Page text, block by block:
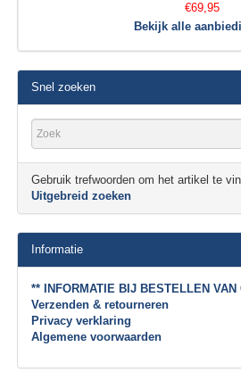
€69,95
Bekijk alle
Snel zoeken
Gebruik trefwoorden om het artikel te
Uitgebreid zoeken
Informatie
** INFORMATIE BIJ BESTELLEN VAN
Verzenden & retourneren
Privacy verklaring
Algemene voorwaarden